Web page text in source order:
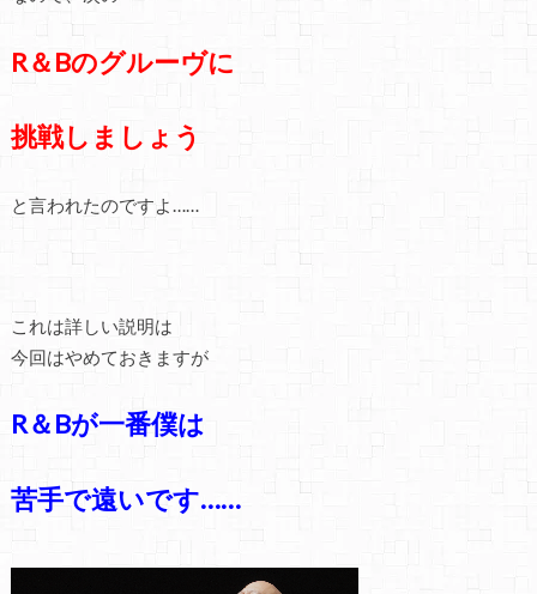
R＆Bのグルーヴに
挑戦しましょう
と言われたのですよ……
これは詳しい説明は
今回はやめておきますが
R＆Bが一番僕は
苦手で遠いです……